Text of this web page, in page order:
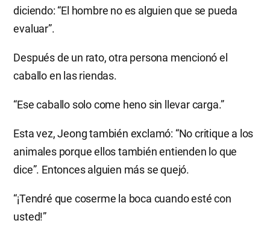
diciendo: “El hombre no es alguien que se pueda
evaluar”.
Después de un rato, otra persona mencionó el
caballo en las riendas.
“Ese caballo solo come heno sin llevar carga.”
Esta vez, Jeong también exclamó: “No critique a los
animales porque ellos también entienden lo que
dice”. Entonces alguien más se quejó.
“¡Tendré que coserme la boca cuando esté con
usted!”